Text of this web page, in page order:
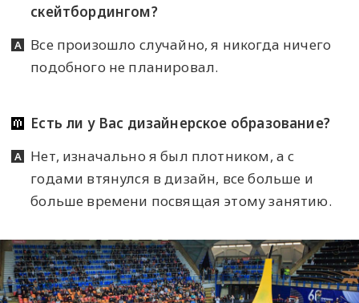
скейтбордингом?
Все произошло случайно, я никогда ничего
подобного не планировал.
Есть ли у Вас дизайнерское образование?
Нет, изначально я был плотником, а с
годами втянулся в дизайн, все больше и
больше времени посвящая этому занятию.